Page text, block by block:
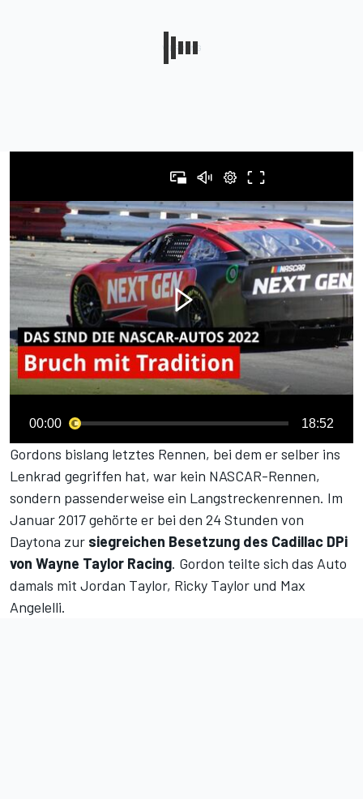
00:00 18:52
Gordons bislang letztes Rennen, bei dem er selber ins
Lenkrad gegriffen hat, war kein NASCAR-Rennen,
sondern passenderweise ein Langstreckenrennen. Im
Januar 2017 gehörte er bei den 24 Stunden von
Daytona zur siegreichen Besetzung des Cadillac DPi
von Wayne Taylor Racing. Gordon teilte sich das Auto
damals mit Jordan Taylor, Ricky Taylor und Max
Angelelli.